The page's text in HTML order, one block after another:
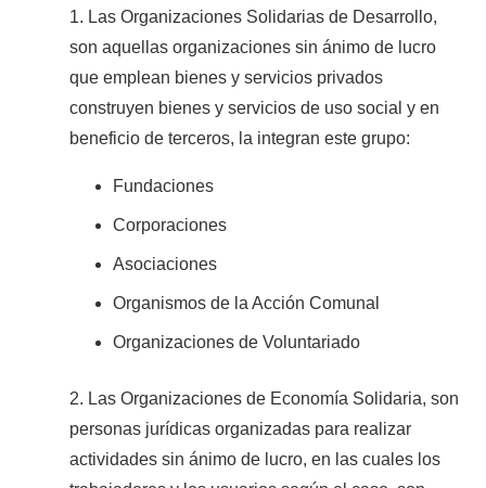
1. Las Organizaciones Solidarias de Desarrollo,
son aquellas organizaciones sin ánimo de lucro
que emplean bienes y servicios privados
construyen bienes y servicios de uso social y en
beneficio de terceros, la integran este grupo:
Fundaciones
Corporaciones
Asociaciones
Organismos de la Acción Comunal
Organizaciones de Voluntariado
2. Las Organizaciones de Economía Solidaria, son
personas jurídicas organizadas para realizar
actividades sin ánimo de lucro, en las cuales los